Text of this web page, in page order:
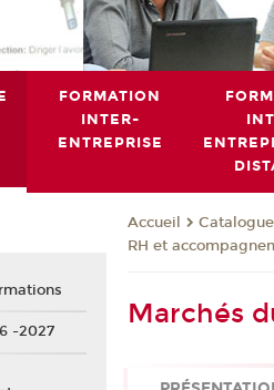
FORMATION
INTER-
ENTREPRISE
Accueil
RH et
Marchés
-2027